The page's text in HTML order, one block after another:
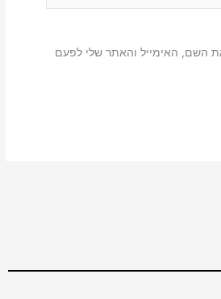
השם, האימייל והאתר שלי לפעם